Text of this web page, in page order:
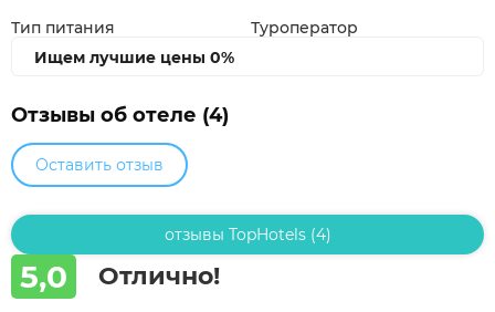
Тип питания
Туроператор
Ищем лучшие цены 0%
Отзывы об отеле (4)
Оставить отзыв
отзывы TopHotels (4)
5,0 Отлично!